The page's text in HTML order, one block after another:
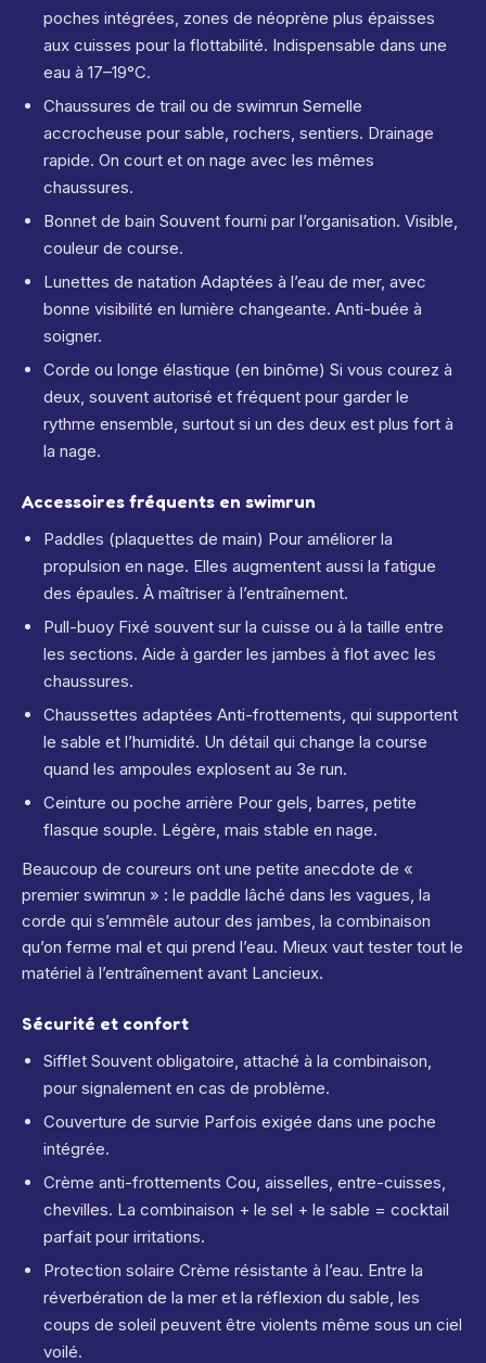
poches intégrées, zones de néoprène plus épaisses
aux cuisses pour la flottabilité. Indispensable dans une
eau à 17–19°C.
Chaussures de trail ou de swimrun Semelle
accrocheuse pour sable, rochers, sentiers. Drainage
rapide. On court et on nage avec les mêmes
chaussures.
Bonnet de bain Souvent fourni par l’organisation. Visible,
couleur de course.
Lunettes de natation Adaptées à l’eau de mer, avec
bonne visibilité en lumière changeante. Anti-buée à
soigner.
Corde ou longe élastique (en binôme) Si vous courez à
deux, souvent autorisé et fréquent pour garder le
rythme ensemble, surtout si un des deux est plus fort à
la nage.
Accessoires fréquents en swimrun
Paddles (plaquettes de main) Pour améliorer la
propulsion en nage. Elles augmentent aussi la fatigue
des épaules. À maîtriser à l’entraînement.
Pull-buoy Fixé souvent sur la cuisse ou à la taille entre
les sections. Aide à garder les jambes à flot avec les
chaussures.
Chaussettes adaptées Anti-frottements, qui supportent
le sable et l’humidité. Un détail qui change la course
quand les ampoules explosent au 3e run.
Ceinture ou poche arrière Pour gels, barres, petite
flasque souple. Légère, mais stable en nage.
Beaucoup de coureurs ont une petite anecdote de «
premier swimrun » : le paddle lâché dans les vagues, la
corde qui s’emmêle autour des jambes, la combinaison
qu’on ferme mal et qui prend l’eau. Mieux vaut tester tout le
matériel à l’entraînement avant Lancieux.
Sécurité et confort
Sifflet Souvent obligatoire, attaché à la combinaison,
pour signalement en cas de problème.
Couverture de survie Parfois exigée dans une poche
intégrée.
Crème anti-frottements Cou, aisselles, entre-cuisses,
chevilles. La combinaison + le sel + le sable = cocktail
parfait pour irritations.
Protection solaire Crème résistante à l’eau. Entre la
réverbération de la mer et la réflexion du sable, les
coups de soleil peuvent être violents même sous un ciel
voilé.